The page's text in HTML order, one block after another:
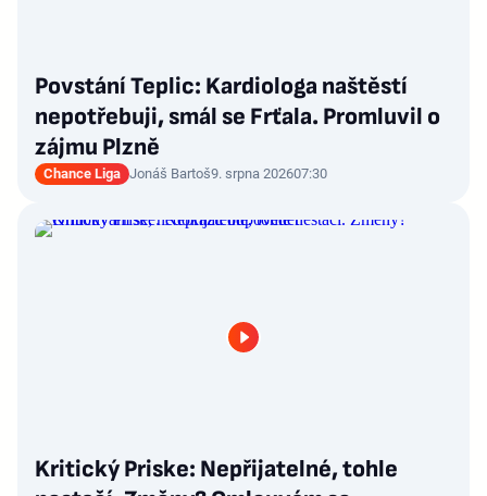
Povstání Teplic: Kardiologa naštěstí
nepotřebuji, smál se Frťala. Promluvil o
zájmu Plzně
Chance Liga Jonáš Bartoš9. srpna 202607:30
Kritický Priske: Nepřijatelné, tohle